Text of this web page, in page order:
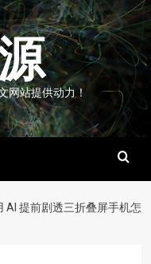
网站提供动力！
AI 提前剧透三折叠屏手机怎